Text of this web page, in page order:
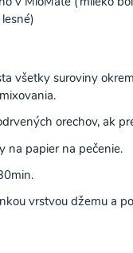
všetky suroviny
orechov, ak
na papier na pečenie.
vrstvou džemu a